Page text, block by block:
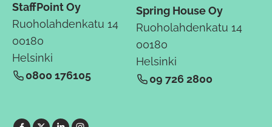
StaffPoint Oy
Ruoholahdenkatu 14
00180
Helsinki
0800 176105
Spring House Oy
Ruoholahdenkatu 14
00180
Helsinki
09 726 2800